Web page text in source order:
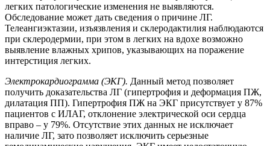
легких патологические изменения не выявляются.
Обследование может дать сведения о причине ЛГ.
Телеангиэктазии, изъязвления и склеродактилия наблюдаются
при склеродермии, при этом в легких на вдохе возможно
выявление влажных хрипов, указывающих на поражение
интерстиция легких.
Электрокардиограмма (ЭКГ). Данный метод позволяет
получить доказательства ЛГ (гипертрофия и деформация ПЖ,
дилатация ПП). Гипертрофия ПЖ на ЭКГ присутствует у 87%
пациентов с ИЛАГ, отклонение электрической оси сердца
вправо – у 79%. Отсутствие этих данных не исключает
наличие ЛГ, зато позволяет исключить серьезные